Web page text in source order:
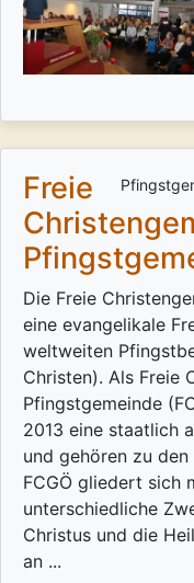
Freie
Die Freie
eine evangelikale
weltweiten
Christen). Als Freie
Pfingstgemeinde
2013 eine staatlich
und gehören zu
FCGÖ gliedert sich
unterschiedliche
Christus und die
an ...